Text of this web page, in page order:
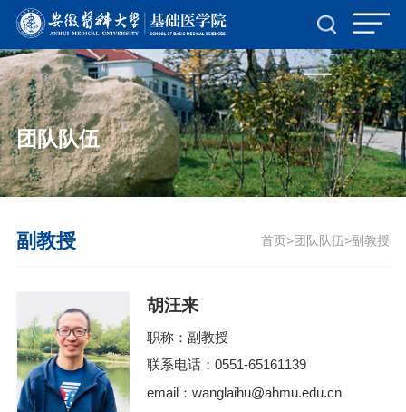
首页- yl6809永利集团中国官方网站
团队队伍
副教授 首页>团队队伍>副教授
胡汪来
职称：副教授
联系电话：0551-65161139
email：wanglaihu@ahmu.edu.cn